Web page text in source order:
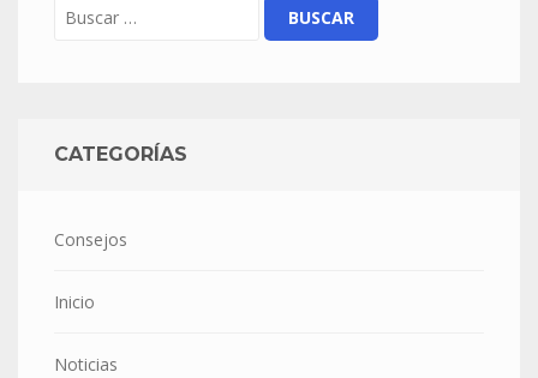
CATEGORÍAS
Consejos
Inicio
Noticias